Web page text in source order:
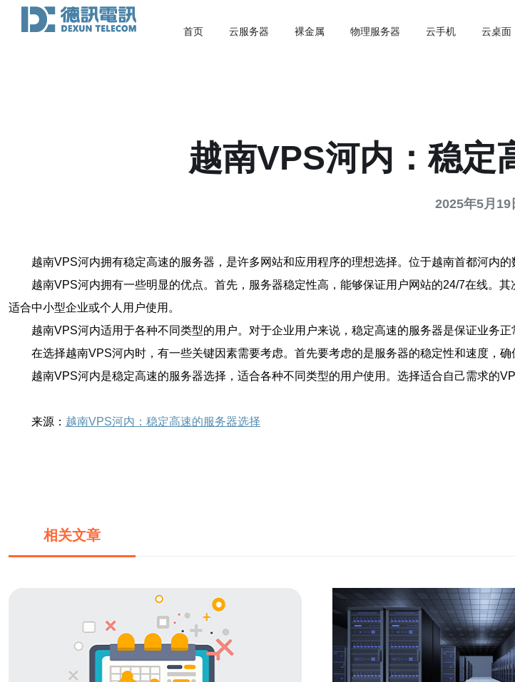
首页 云服务器 裸金属 物理服务器 云手机 云桌面
越南VPS河内：稳定
2025年5月19
越南VPS河内拥有稳定高速的服务器，是许多网站和应用程序的理想选择。位于越南首都河内
越南VPS河内拥有一些明显的优点。首先，服务器稳定性高，能够保证用户网站的24/7在线。
适合中小型企业或个人用户使用。
越南VPS河内适用于各种不同类型的用户。对于企业用户来说，稳定高速的服务器是保证业务
在选择越南VPS河内时，有一些关键因素需要考虑。首先要考虑的是服务器的稳定性和速度，
越南VPS河内是稳定高速的服务器选择，适合各种不同类型的用户使用。选择适合自己需求的
来源： 越南VPS河内：稳定高速的服务器选择
相关文章